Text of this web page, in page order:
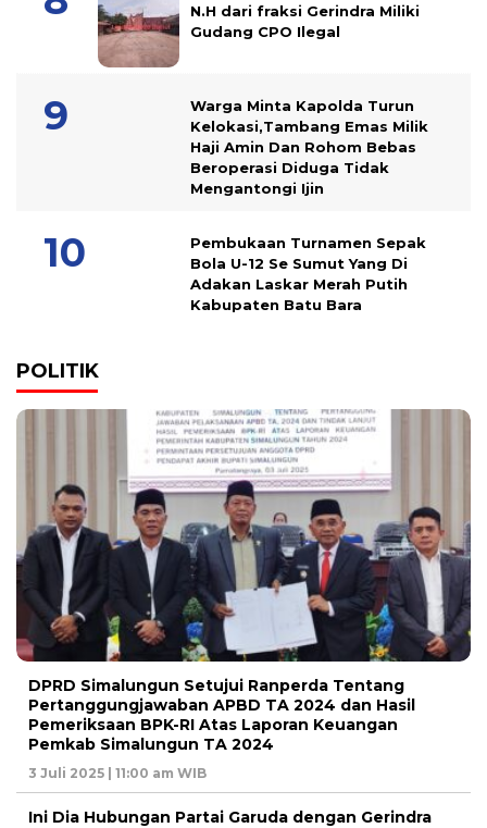
N.H dari fraksi Gerindra Miliki
Gudang CPO Ilegal
Warga Minta Kapolda Turun
Kelokasi,Tambang Emas Milik
Haji Amin Dan Rohom Bebas
Beroperasi Diduga Tidak
Mengantongi Ijin
Pembukaan Turnamen Sepak
Bola U-12 Se Sumut Yang Di
Adakan Laskar Merah Putih
Kabupaten Batu Bara
POLITIK
DPRD Simalungun Setujui Ranperda Tentang
Pertanggungjawaban APBD TA 2024 dan Hasil
Pemeriksaan BPK-RI Atas Laporan Keuangan
Pemkab Simalungun TA 2024
3 Juli 2025 | 11:00 am WIB
Ini Dia Hubungan Partai Garuda dengan Gerindra